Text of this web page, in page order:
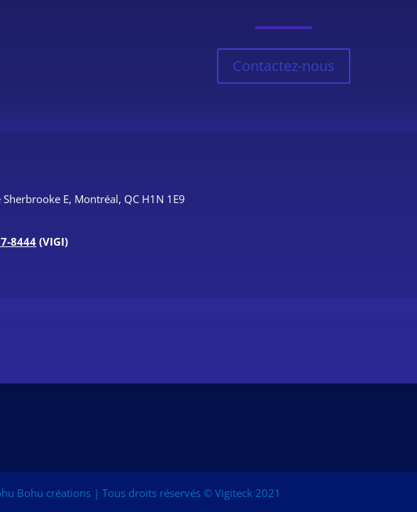
Contactez-nous
E, Montréal, QC H1N 1E9
8444(VIGI)
Bohu créations | Tous droits réservés © Vigiteck 2021